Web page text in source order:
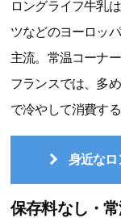
ロングライフ牛乳
ツなどのヨーロッ
主流。常温コーナ
フランスでは、多
で冷やして消費す
身近なロ
保存料なし・